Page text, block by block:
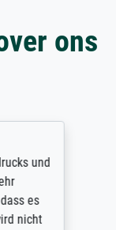
ons
und
es
nicht